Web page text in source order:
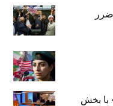
با بخش